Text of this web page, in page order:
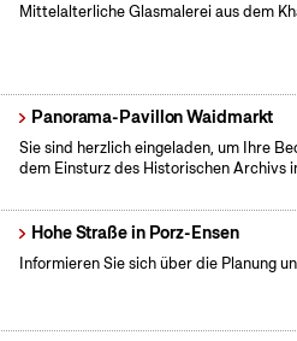
Mittelalterliche Glasmalerei aus dem
Panorama-Pavillon Waidmarkt
Sie sind herzlich eingeladen, um Ihre
dem Einsturz des Historischen Archivs
Hohe Straße in Porz-Ensen
Informieren Sie sich über die Planung